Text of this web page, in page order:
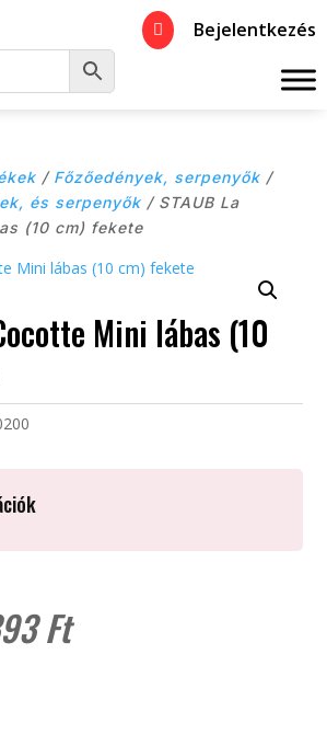
 Bejelentkezés
/ Főzőedények, serpenyők /
és serpenyők / STAUB La
(10 cm) fekete
Mini lábas (10
Ft